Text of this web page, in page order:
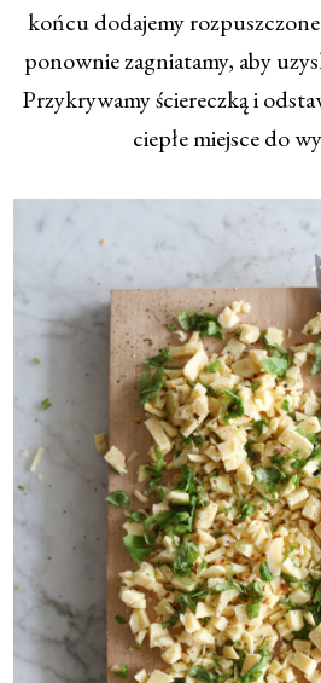
końcu dodajemy
ponownie zagniatamy, aby
Przykrywamy ściereczką i
ciepłe miejsce do